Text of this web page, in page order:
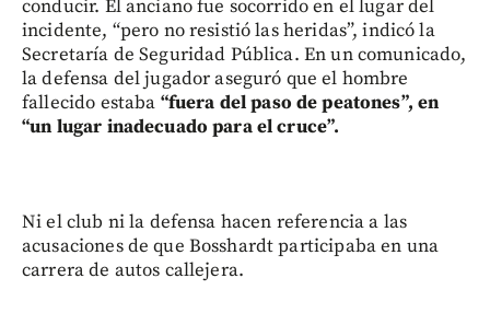
conducir. El anciano fue socorrido en el lugar del
incidente, “pero no resistió las heridas”, indicó la
Secretaría de Seguridad Pública. En un comunicado,
la defensa del jugador aseguró que el hombre
fallecido estaba “fuera del paso de peatones”, en
“un lugar inadecuado para el cruce”.
Ni el club ni la defensa hacen referencia a las
acusaciones de que Bosshardt participaba en una
carrera de autos callejera.